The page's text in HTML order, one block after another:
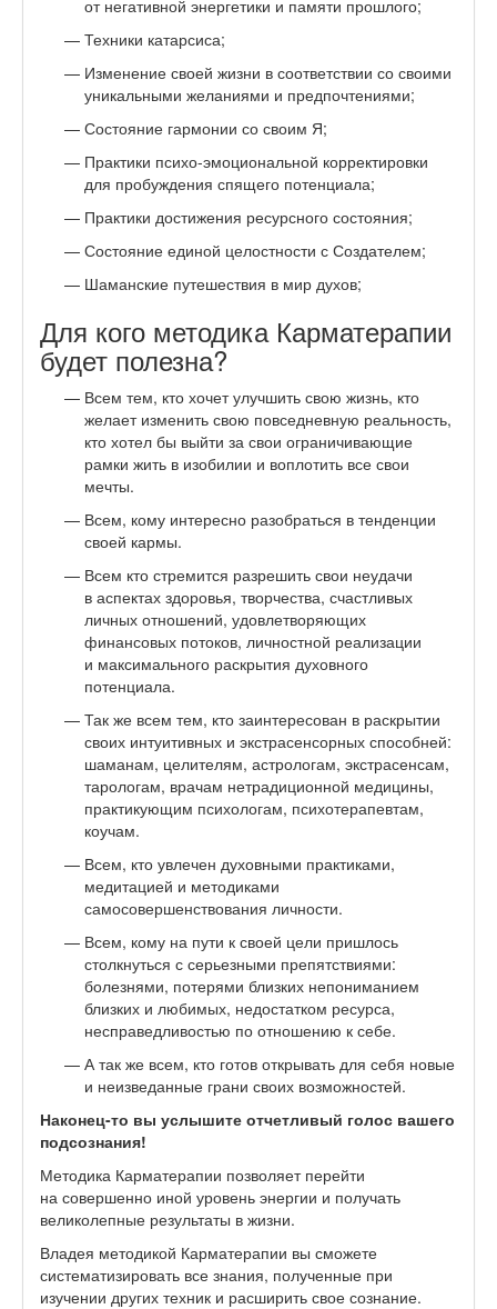
от негативной энергетики и памяти прошлого;
Техники катарсиса;
Изменение своей жизни в соответствии со своими
уникальными желаниями и предпочтениями;
Состояние гармонии со своим Я;
Практики психо-эмоциональной корректировки
для пробуждения спящего потенциала;
Практики достижения ресурсного состояния;
Состояние единой целостности с Создателем;
Шаманские путешествия в мир духов;
Для кого методика Карматерапии
будет полезна?
Всем тем, кто хочет улучшить свою жизнь, кто
желает изменить свою повседневную реальность,
кто хотел бы выйти за свои ограничивающие
рамки жить в изобилии и воплотить все свои
мечты.
Всем, кому интересно разобраться в тенденции
своей кармы.
Всем кто стремится разрешить свои неудачи
в аспектах здоровья, творчества, счастливых
личных отношений, удовлетворяющих
финансовых потоков, личностной реализации
и максимального раскрытия духовного
потенциала.
Так же всем тем, кто заинтересован в раскрытии
своих интуитивных и экстрасенсорных способней:
шаманам, целителям, астрологам, экстрасенсам,
тарологам, врачам нетрадиционной медицины,
практикующим психологам, психотерапевтам,
коучам.
Всем, кто увлечен духовными практиками,
медитацией и методиками
самосовершенствования личности.
Всем, кому на пути к своей цели пришлось
столкнуться с серьезными препятствиями:
болезнями, потерями близких непониманием
близких и любимых, недостатком ресурса,
несправедливостью по отношению к себе.
А так же всем, кто готов открывать для себя новые
и неизведанные грани своих возможностей.
Наконец-то вы услышите отчетливый голос вашего
подсознания!
Методика Карматерапии позволяет перейти
на совершенно иной уровень энергии и получать
великолепные результаты в жизни.
Владея методикой Карматерапии вы сможете
систематизировать все знания, полученные при
изучении других техник и расширить свое сознание.